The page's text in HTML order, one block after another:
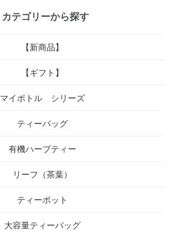
カテゴリーから探す
【新商品】
【ギフト】
マイボトル シリーズ
ティーバッグ
有機ハーブティー
リーフ（茶葉）
ティーポット
大容量ティーバッグ